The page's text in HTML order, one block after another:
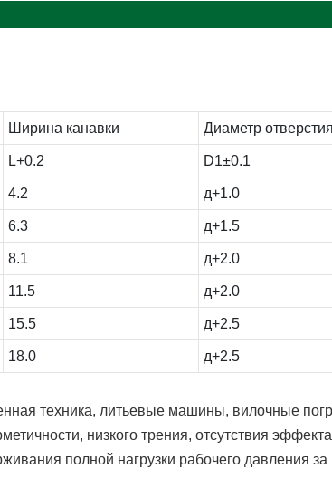
Ширина канавки Диаметр отверстия
L+0.2 D1±0.1
4.2 д+1.0
6.3 д+1.5
8.1 д+2.0
11.5 д+2.0
15.5 д+2.5
18.0 д+2.5
техника, литьевые машины, вилочные
низкого трения, отсутствия
полной нагрузки рабочего давления за